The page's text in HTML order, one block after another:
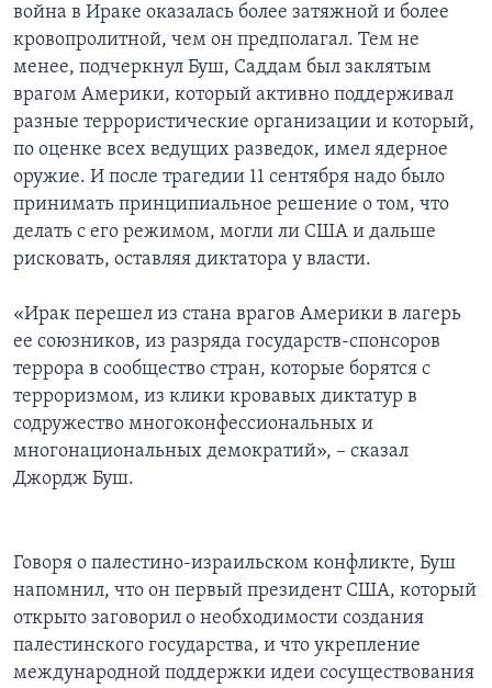
война в Ираке оказалась более затяжной и более
кровопролитной, чем он предполагал. Тем не
менее, подчеркнул Буш, Саддам был заклятым
врагом Америки, который активно поддерживал
разные террористические организации и который,
по оценке всех ведущих разведок, имел ядерное
оружие. И после трагедии 11 сентября надо было
принимать принципиальное решение о том, что
делать с его режимом, могли ли США и дальше
рисковать, оставляя диктатора у власти.
«Ирак перешел из стана врагов Америки в лагерь
ее союзников, из разряда государств-спонсоров
террора в сообщество стран, которые борятся с
терроризмом, из клики кровавых диктатур в
содружество многоконфессиональных и
многонациональных демократий», – сказал
Джордж Буш.
Говоря о палестино-израильском конфликте, Буш
напомнил, что он первый президент США, который
открыто заговорил о необходимости создания
палестинского государства, и что укрепление
международной поддержки идеи сосуществования